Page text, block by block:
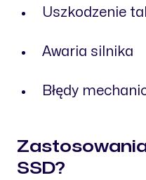
Uszkodzenie
Awaria silnika
Błędy
SSD?